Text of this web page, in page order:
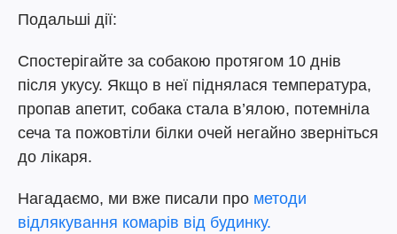
Подальші дії:
Спостерігайте за собакою протягом 10 днів
після укусу. Якщо в неї піднялася температура,
пропав апетит, собака стала в’ялою, потемніла
сеча та пожовтіли білки очей негайно зверніться
до лікаря.
Нагадаємо, ми вже писали про методи
відлякування комарів від будинку.